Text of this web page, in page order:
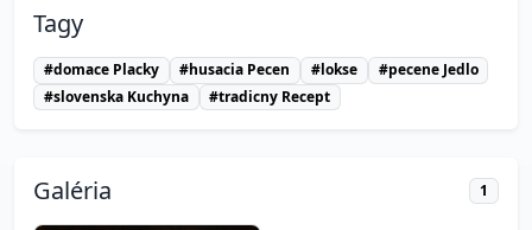
Tagy
#domace Placky #husacia Pecen #lokse
#pecene Jedlo
#slovenska Kuchyna
#tradicny Recept
Galéria 1